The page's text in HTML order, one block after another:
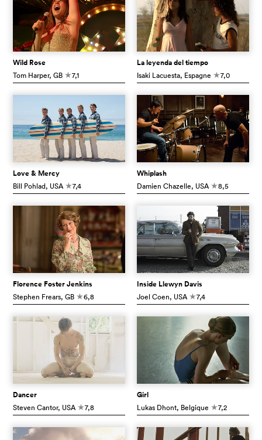
Wild Rose
Tom Harper, GB c7,1
La leyenda del tiempo
Isaki Lacuesta, Espagne c7,0
Love & Mercy
Bill Pohlad, USA c7,4
Whiplash
Damien Chazelle, USA c8,5
Florence Foster Jenkins
Stephen Frears, GB c6,8
Inside Llewyn Davis
Joel Coen, USA c7,4
Dancer
Steven Cantor, USA c7,8
Girl
Lukas Dhont, Belgique c7,2